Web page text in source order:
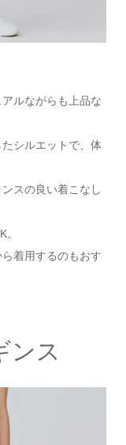
ルながらも上品な
シルエットで、体
スの良い着こなし
着用するのもおす
ンス